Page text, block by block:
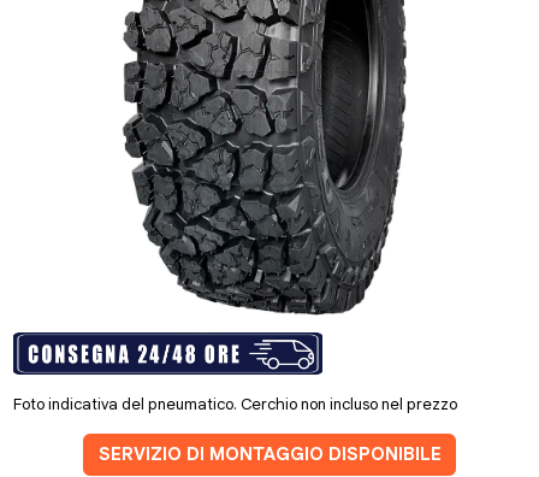
Foto indicativa del pneumatico. Cerchio non incluso nel prezzo
SERVIZIO DI MONTAGGIO DISPONIBILE